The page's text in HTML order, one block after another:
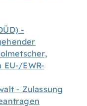
-
EU-/EWR-
- Zulassung